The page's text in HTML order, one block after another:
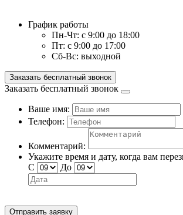
График работы
Пн-Чт: с 9:00 до 18:00
Пт: с 9:00 до 17:00
Сб-Вс: выходной
Заказать бесплатный звонок
Заказать бесплатный звонок
Ваше имя:
Телефон:
Комментарий:
Укажите время и дату, когда вам
С
До
Отправить заявку